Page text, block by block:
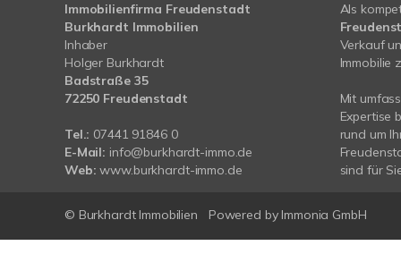
Immobilienfirma Freudenstadt
Burkhardt Immobilien
Inhaber
Holger Burkhardt
Badstraße 35
72250 Freudenstadt
Tel.: 07441 91846 0
E-Mail: info@burkhardt-immo.de
Web: www.burkhardt-immo.de
Als
Verkauf
Immobilie
Mit
Expertise
rund um
sind für
© Burkhardt Immobilien Powered by Immonia GmbH